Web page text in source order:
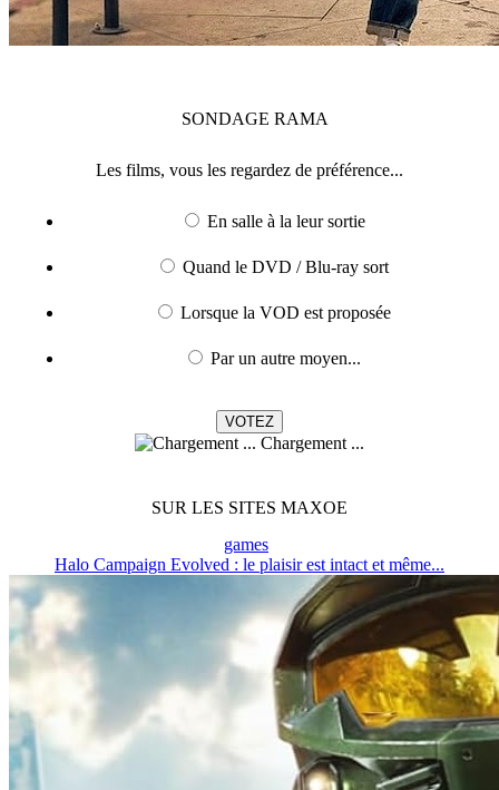
SONDAGE RAMA
Les films, vous les regardez de préférence...
En salle à la leur sortie
Quand le DVD / Blu-ray sort
Lorsque la VOD est proposée
Par un autre moyen...
Chargement ...
SUR LES SITES MAXOE
games
Halo Campaign Evolved : le plaisir est intact et même...